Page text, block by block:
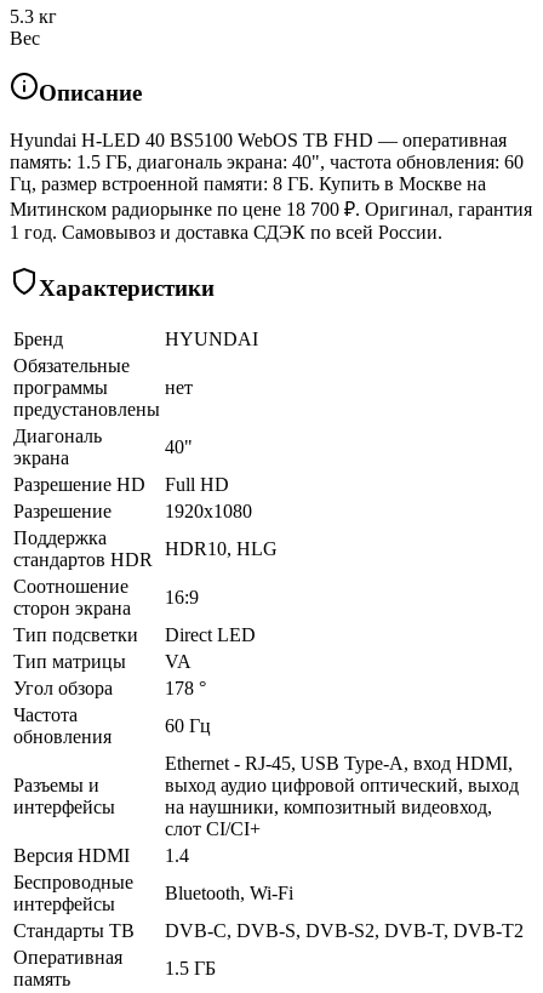
5.3 кг
Вес
Описание
Hyundai H-LED 40 BS5100 WebOS ТВ FHD — оперативная
память: 1.5 ГБ, диагональ экрана: 40", частота обновления: 60
Гц, размер встроенной памяти: 8 ГБ. Купить в Москве на
Митинском радиорынке по цене 18 700 ₽. Оригинал, гарантия
1 год. Самовывоз и доставка СДЭК по всей России.
Характеристики
Бренд
HYUNDAI
Обязательные
программы
предустановлены
нет
Диагональ
экрана
40"
Разрешение HD
Full HD
Разрешение
1920x1080
Поддержка
стандартов HDR
HDR10, HLG
Соотношение
сторон экрана
16:9
Тип подсветки
Direct LED
Тип матрицы
VA
Угол обзора
178 °
Частота
обновления
60 Гц
Разъемы и
интерфейсы
Ethernet - RJ-45, USB Type-A, вход HDMI,
выход аудио цифровой оптический, выход
на наушники, композитный видеовход,
слот CI/CI+
Версия HDMI
1.4
Беспроводные
интерфейсы
Bluetooth, Wi-Fi
Стандарты ТВ
DVB-C, DVB-S, DVB-S2, DVB-T, DVB-T2
Оперативная
память
1.5 ГБ